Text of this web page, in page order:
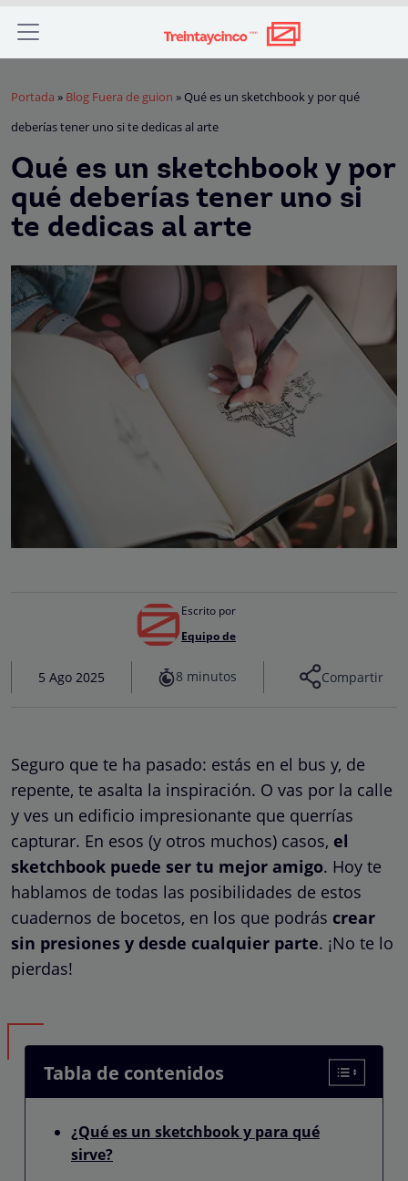
Portada » Blog Fuera de guion » Qué es un sketchbook y por qué
deberías tener uno si te dedicas al arte
Qué es un sketchbook y por
qué deberías tener uno si
te dedicas al arte
Escrito por
Equipo de
5 Ago 2025 8 minutos Compartir
Seguro que te ha pasado: estás en el bus y, de
repente, te asalta la inspiración. O vas por la calle
y ves un edificio impresionante que querrías
capturar. En esos (y otros muchos) casos, el
sketchbook puede ser tu mejor amigo. Hoy te
hablamos de todas las posibilidades de estos
cuadernos de bocetos, en los que podrás crear
sin presiones y desde cualquier parte. ¡No te lo
pierdas!
Tabla de contenidos
¿Qué es un sketchbook y para qué
sirve?